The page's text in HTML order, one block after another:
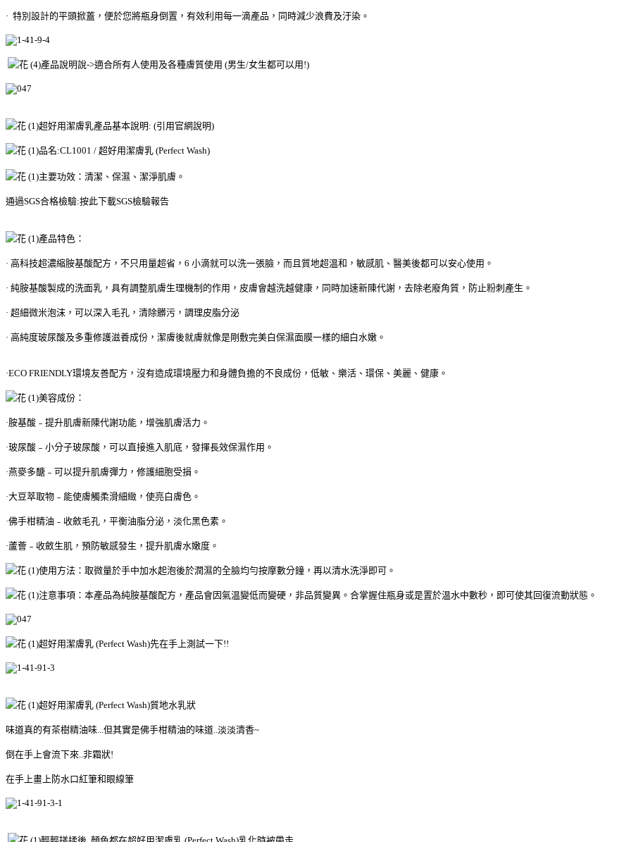
· 特別設計的平頭掀蓋，便於您將瓶身倒置，有效利用每一滴產品，同時減少浪費及汙染。
產品說明說->適合所有人使用及各種膚質使用 (男生/女生都可以用!)
超好用潔膚乳產品基本說明: (引用官網說明)
品名:CL1001 / 超好用潔膚乳 (Perfect Wash)
主要功效：清潔、保濕、潔淨肌膚。
通過SGS合格檢驗:按此下載SGS檢驗報告
產品特色：
· 高科技超濃縮胺基酸配方，不只用量超省，6 小滴就可以洗一張臉，而且質地超温和，敏感肌、醫美後都可以安心使用。
· 純胺基酸製成的洗面乳，具有調整肌膚生理機制的作用，皮膚會越洗越健康，同時加速新陳代謝，去除老廢角質，防止粉刺產生。
· 超細微米泡沫，可以深入毛孔，清除髒污，調理皮脂分泌
· 高純度玻尿酸及多重修護滋養成份，潔膚後就膚就像是剛敷完美白保濕面膜一樣的細白水嫩。
·ECO FRIENDLY環境友善配方，沒有造成環境壓力和身體負擔的不良成份，低敏、樂活、環保、美麗、健康。
美容成份：
·胺基酸﹣提升肌膚新陳代謝功能，增強肌膚活力。
·玻尿酸﹣小分子玻尿酸，可以直接進入肌底，發揮長效保濕作用。
·燕麥多醣﹣可以提升肌膚彈力，修護細胞受損。
·大豆萃取物﹣能使膚觸柔滑細緻，使亮白膚色。
·佛手柑精油﹣收斂毛孔，平衡油脂分泌，淡化黑色素。
·蘆薈﹣收斂生肌，預防敏感發生，提升肌膚水嫩度。
使用方法：取微量於手中加水起泡後於潤濕的全臉均勻按摩數分鐘，再以清水洗淨即可。
注意事項：本產品為純胺基酸配方，產品會因氣温變低而變硬，非品質變異。合掌握住瓶身或是置於温水中數秒，即可使其回復流動狀態。
超好用潔膚乳 (Perfect Wash)先在手上測試一下!!
超好用潔膚乳 (Perfect Wash)質地水乳狀
味道真的有茶樹精油味...但其實是佛手柑精油的味道..淡淡清香~
倒在手上會流下來..非霜狀!
在手上畫上防水口紅筆和眼線筆